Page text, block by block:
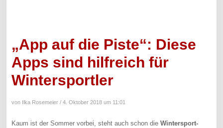
„App auf die Piste“: Diese
Apps sind hilfreich für
Wintersportler
von Ilka Rosemeier /4. Oktober 2018 um 11:01
Kaum ist der Sommer vorbei, steht auch schon dieWintersport-